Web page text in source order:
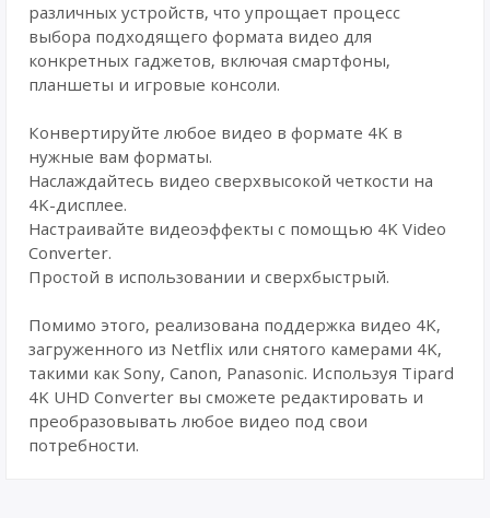
различных устройств, что упрощает процесс
выбора подходящего формата видео для
конкретных гаджетов, включая смартфоны,
планшеты и игровые консоли.
Конвертируйте любое видео в формате 4K в
нужные вам форматы.
Наслаждайтесь видео сверхвысокой четкости на
4K-дисплее.
Настраивайте видеоэффекты с помощью 4K Video
Converter.
Простой в использовании и сверхбыстрый.
Помимо этого, реализована поддержка видео 4K,
загруженного из Netflix или снятого камерами 4K,
такими как Sony, Canon, Panasonic. Используя Tipard
4K UHD Converter вы сможете редактировать и
преобразовывать любое видео под свои
потребности.